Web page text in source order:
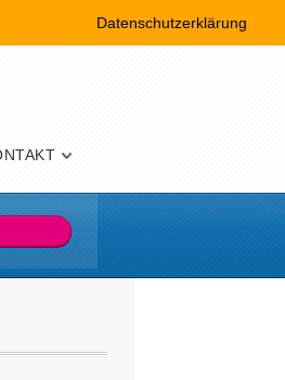
Datenschutzerklärung